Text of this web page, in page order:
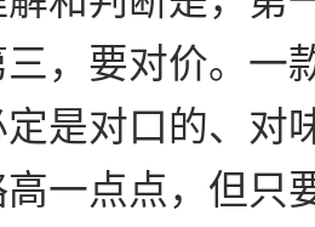
，要对价。一
是对口的、对
高一点点，但只